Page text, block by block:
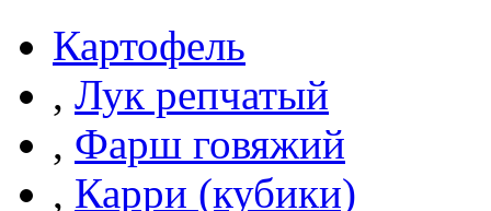
Картофель
, Лук репчатый
, Фарш говяжий
, Карри (кубики)